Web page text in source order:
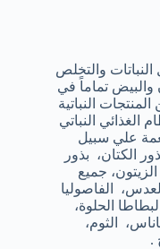
والتخلص
والبيض تماماً في
النباتية
الغذائي النباتي
علي سبيل
الكتان، بذور
جميع
الفاصوليا
الحلوة،
الثوم،
.